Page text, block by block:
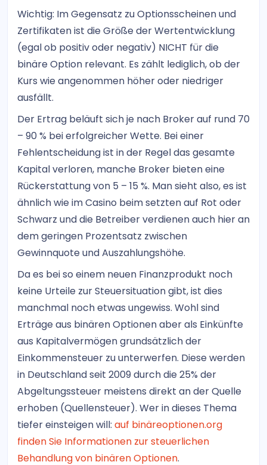
Wichtig: Im Gegensatz zu Optionsscheinen und
Zertifikaten ist die Größe der Wertentwicklung
(egal ob positiv oder negativ) NICHT für die
binäre Option relevant. Es zählt lediglich, ob der
Kurs wie angenommen höher oder niedriger
ausfällt.
Der Ertrag beläuft sich je nach Broker auf rund 70
– 90 % bei erfolgreicher Wette. Bei einer
Fehlentscheidung ist in der Regel das gesamte
Kapital verloren, manche Broker bieten eine
Rückerstattung von 5 – 15 %. Man sieht also, es ist
ähnlich wie im Casino beim setzten auf Rot oder
Schwarz und die Betreiber verdienen auch hier an
dem geringen Prozentsatz zwischen
Gewinnquote und Auszahlungshöhe.
Da es bei so einem neuen Finanzprodukt noch
keine Urteile zur Steuersituation gibt, ist dies
manchmal noch etwas ungewiss. Wohl sind
Erträge aus binären Optionen aber als Einkünfte
aus Kapitalvermögen grundsätzlich der
Einkommensteuer zu unterwerfen. Diese werden
in Deutschland seit 2009 durch die 25% der
Abgeltungssteuer meistens direkt an der Quelle
erhoben (Quellensteuer). Wer in dieses Thema
tiefer einsteigen will: auf binäreoptionen.org
finden Sie Informationen zur steuerlichen
Behandlung von binären Optionen.